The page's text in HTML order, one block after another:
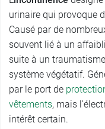
urinaire qui provoque
Causé par de
souvent lié à un
suite à un
système végétatif.
par le port de
vêtements, mais
intérêt certain.